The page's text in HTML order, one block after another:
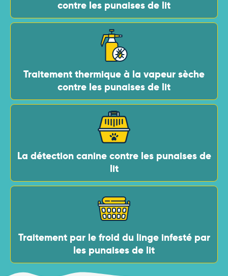
contre les punaises de lit
Traitement thermique à la vapeur sèche
contre les punaises de lit
La détection canine contre les punaises de
lit
Traitement par le froid du linge infesté par
les punaises de lit